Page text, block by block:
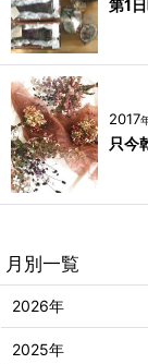
第1
2017
只今
月別一覧
2026年
2025年